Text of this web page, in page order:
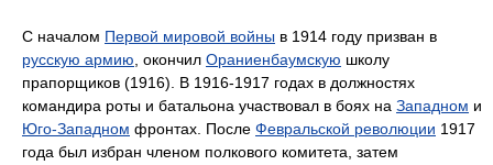
С началом Первой мировой войны в 1914 году призван в
русскую армию , окончил Ораниенбаумскую школу
прапорщиков (1916). В 1916-1917 годах в должностях
командира роты и батальона участвовал в боях на Западном и
Юго-Западном фронтах. После Февральской революции 1917
года был избран членом полкового комитета, затем